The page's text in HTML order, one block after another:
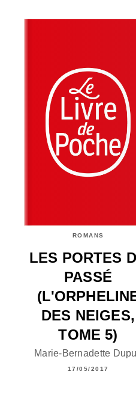
ROMANS
LES PORTES
PASSÉ
DES NEIGES,
TOME 5)
Marie-Bernadette
17/05/2017